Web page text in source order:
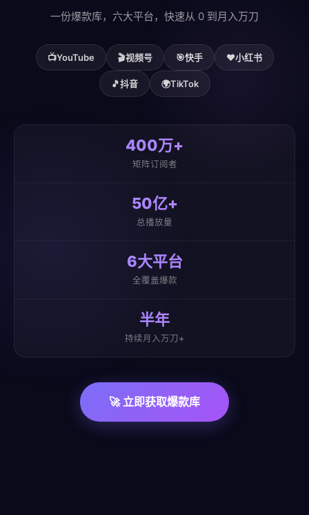
一份爆款库，六大平台，快速从 0 到月入万刀
📺YouTube 🎬视频号 🎯快手 ❤️小红书
🎵抖音 🌍TikTok
400万+
矩阵订阅者
50亿+
总播放量
6大平台
全覆盖爆款
半年
持续月入万刀+
🚀 立即获取爆款库